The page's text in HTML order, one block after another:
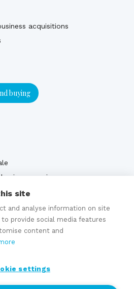
acquisitions
buying
services
site
and analyse information on site
to provide social media features
content and
settings